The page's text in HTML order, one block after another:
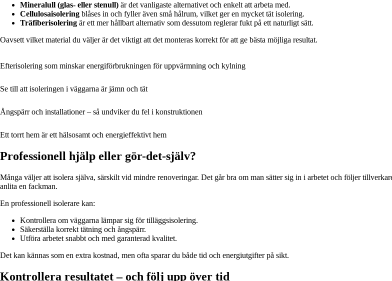
Mineralull (glas- eller stenull) är det vanligaste alternativet och enkelt att arbeta med.
Cellulosaisolering blåses in och fyller även små hålrum, vilket ger en mycket tät isolering.
Träfiberisolering är ett mer hållbart alternativ som dessutom reglerar fukt på ett naturligt sätt.
Oavsett vilket material du väljer är det viktigt att det monteras korrekt för att ge bästa möjliga resultat.
Efterisolering som minskar energiförbrukningen för uppvärmning och kylning
Se till att isoleringen i väggarna är jämn och tät
Ångspärr och installationer – så undviker du fel i konstruktionen
Ett torrt hem är ett hälsosamt och energieffektivt hem
Professionell hjälp eller gör-det-själv?
Många väljer att isolera själva, särskilt vid mindre renoveringar. Det går bra om man sätter sig in i arbetet och följer
anlita en fackman.
En professionell isolerare kan:
Kontrollera om väggarna lämpar sig för tilläggsisolering.
Säkerställa korrekt tätning och ångspärr.
Utföra arbetet snabbt och med garanterad kvalitet.
Det kan kännas som en extra kostnad, men ofta sparar du både tid och energiutgifter på sikt.
Kontrollera resultatet – och följ upp över tid